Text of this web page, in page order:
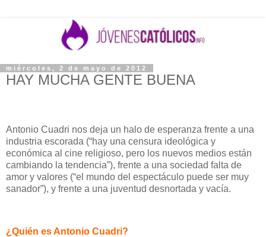
miércoles, 2 de mayo de 2012
HAY MUCHA GENTE BUENA
Antonio Cuadri nos deja un halo de esperanza frente a una
industria escorada (“hay una censura ideológica y
económica al cine religioso, pero los nuevos medios están
cambiando la tendencia”), frente a una sociedad falta de
amor y valores (“el mundo del espectáculo puede ser muy
sanador”), y frente a una juventud desnortada y vacía.
¿Quién es Antonio Cuadri?